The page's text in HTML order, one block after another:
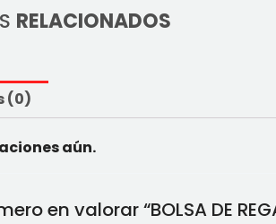
RELACIONADOS
(0)
aún.
en valorar “BOLSA DE